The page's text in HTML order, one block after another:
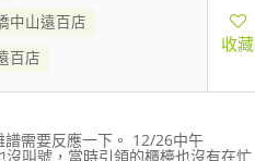
中山遠百店
百店
收藏
需要反應一下。 12/26中午
叫號，當時引領的櫃檯也沒有在忙